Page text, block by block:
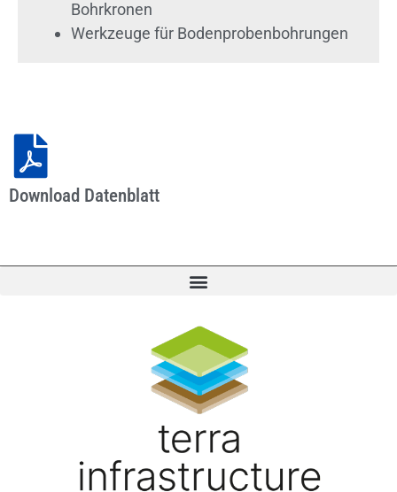
Bohrkronen
Werkzeuge für Bodenprobenbohrungen
Download Datenblatt